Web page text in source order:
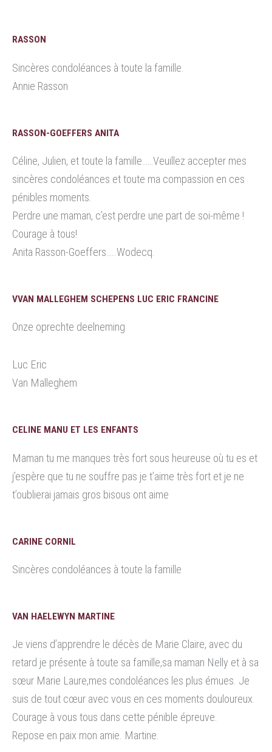
RASSON
Sincères condoléances à toute la famille.
Annie Rasson
RASSON-GOEFFERS ANITA
Céline, Julien, et toute la famille……Veuillez accepter mes
sincères condoléances et toute ma compassion en ces
pénibles moments.
Perdre une maman, c’est perdre une part de soi-même !
Courage à tous!
Anita Rasson-Goeffers…..Wodecq.
VVAN MALLEGHEM SCHEPENS LUC ERIC FRANCINE
Onze oprechte deelneming
Luc Eric
Van Malleghem
CELINE MANU ET LES ENFANTS
Maman tu me manques très fort sous heureuse où tu es et
j’espère que tu ne souffre pas je t’aime très fort et je ne
t’oublierai jamais gros bisous ont aime
CARINE CORNIL
Sincères condoléances à toute la famille
VAN HAELEWYN MARTINE
Je viens d’apprendre le décès de Marie Claire, avec du
retard je présente à toute sa famille,sa maman Nelly et à sa
sœur Marie Laure,mes condoléances les plus émues. Je
suis de tout cœur avec vous en ces moments douloureux.
Courage à vous tous dans cette pénible épreuve.
Repose en paix mon amie. Martine.